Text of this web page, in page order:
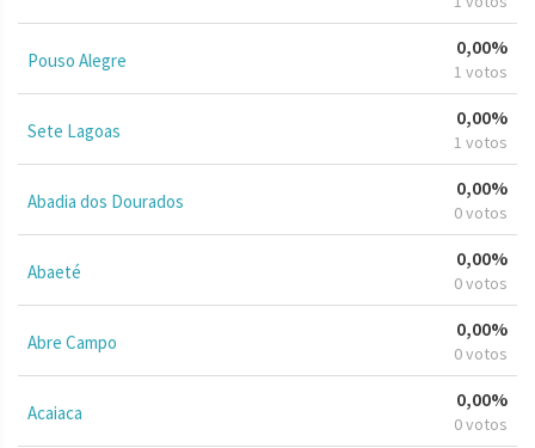
Pouso Alegre
0,00%
1 votos
Sete Lagoas
0,00%
1 votos
Abadia dos Dourados
0,00%
0 votos
Abaeté
0,00%
0 votos
Abre Campo
0,00%
0 votos
Acaiaca
0,00%
0 votos